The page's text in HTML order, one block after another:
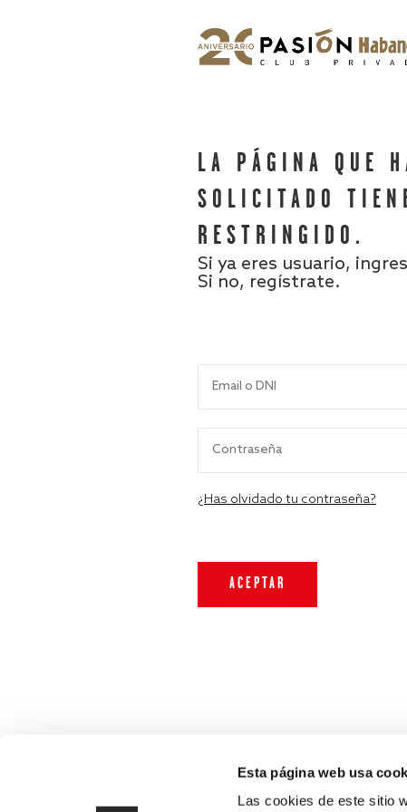
Esta página web usa
Las cookies de este sitio
LA PÁGINA QUE
SOLICITADO
RESTRINGIDO.
Si ya eres usuario,
Si no, regístrate.
¿Has olvidado tu contraseña?